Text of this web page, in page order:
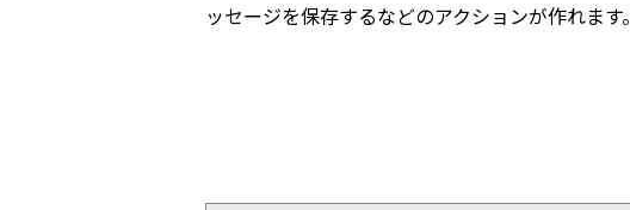
ッセージを保存するなどのアクションが作れます。